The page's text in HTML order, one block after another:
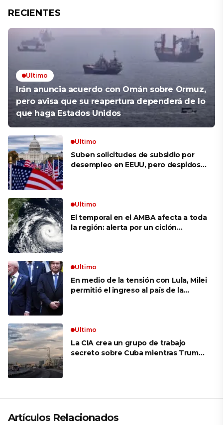
RECIENTES
Ultimo
Irán anuncia acuerdo con Omán sobre Ormuz,
pero avisa que su reapertura dependerá de lo
que haga Estados Unidos
Ultimo
Suben solicitudes de subsidio por
desempleo en EEUU, pero despidos
Ultimo
El temporal en el AMBA afecta a toda
la región: alerta por un ciclón
Ultimo
En medio de la tensión con Lula, Milei
permitió el ingreso al país de la
Ultimo
La CIA crea un grupo de trabajo
secreto sobre Cuba mientras Trump
Artículos Relacionados